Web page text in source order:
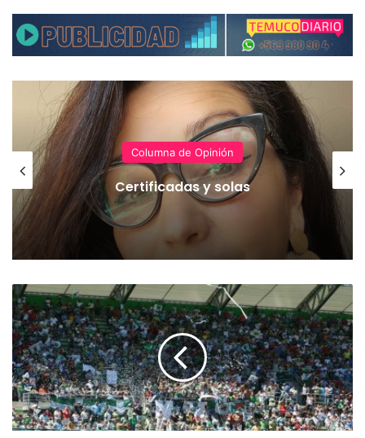
Columna de Opinión
Certificadas y solas
T
e
m
u
c
o
n
o
j